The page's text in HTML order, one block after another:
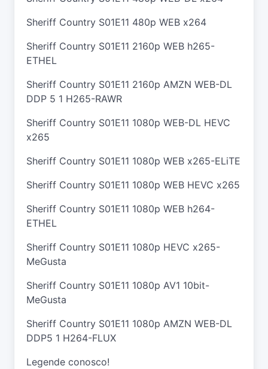
Sheriff Country S01E11 480p WEB x264
Sheriff Country S01E11 2160p WEB h265-
ETHEL
Sheriff Country S01E11 2160p AMZN WEB-DL
DDP 5 1 H265-RAWR
Sheriff Country S01E11 1080p WEB-DL HEVC
x265
Sheriff Country S01E11 1080p WEB x265-ELiTE
Sheriff Country S01E11 1080p WEB HEVC x265
Sheriff Country S01E11 1080p WEB h264-
ETHEL
Sheriff Country S01E11 1080p HEVC x265-
MeGusta
Sheriff Country S01E11 1080p AV1 10bit-
MeGusta
Sheriff Country S01E11 1080p AMZN WEB-DL
DDP5 1 H264-FLUX
Legende conosco!